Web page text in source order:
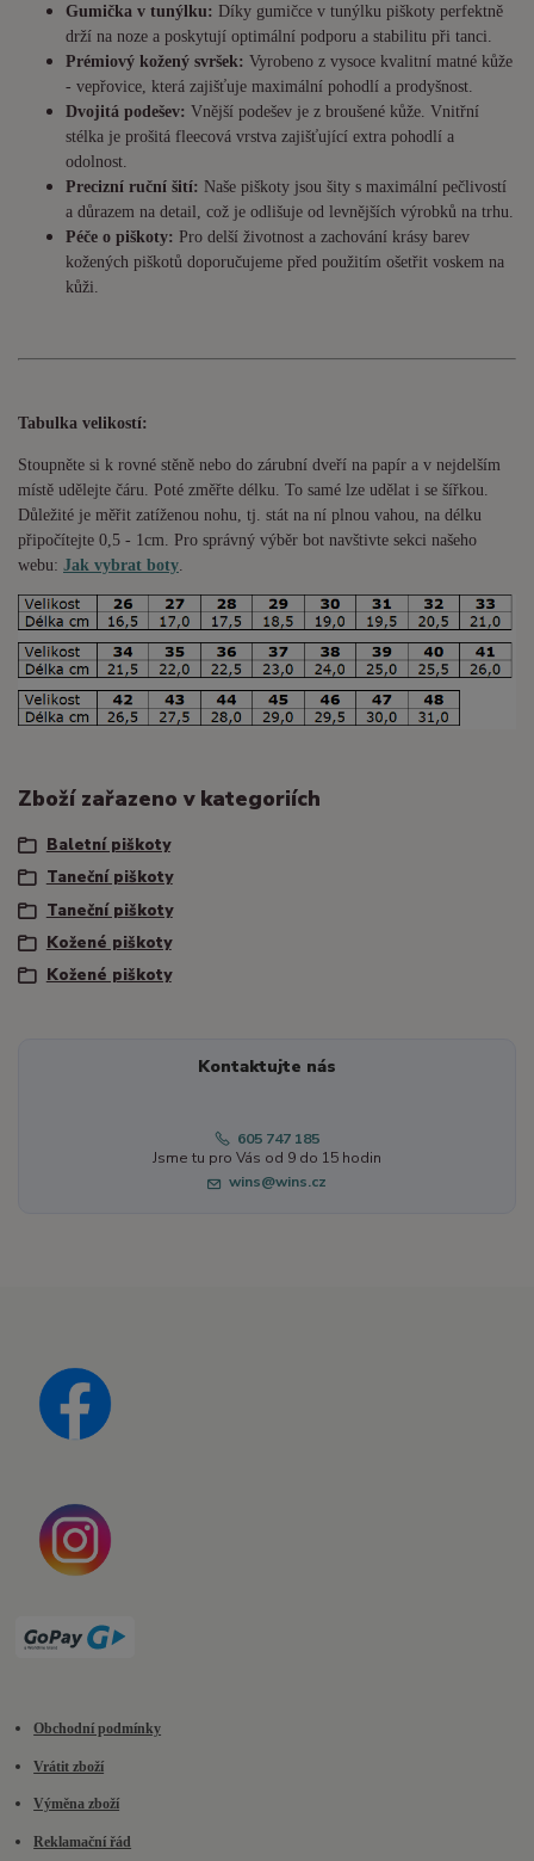
Gumička v tunýlku: Díky gumičce v tunýlku piškoty perfektně
drží na noze a poskytují optimální podporu a stabilitu při tanci.
Prémiový kožený svršek: Vyrobeno z vysoce kvalitní matné kůže
- vepřovice, která zajišťuje maximální pohodlí a prodyšnost.
Dvojitá podešev: Vnější podešev je z broušené kůže. Vnitřní
stélka je prošitá fleecová vrstva zajišťující extra pohodlí a
odolnost.
Precizní ruční šití: Naše piškoty jsou šity s maximální pečlivostí
a důrazem na detail, což je odlišuje od levnějších výrobků na trhu.
Péče o piškoty: Pro delší životnost a zachování krásy barev
kožených piškotů doporučujeme před použitím ošetřit voskem na
kůži.
Tabulka velikostí:
Stoupněte si k rovné stěně nebo do zárubní dveří na papír a v nejdelším
místě udělejte čáru. Poté změřte délku. To samé lze udělat i se šířkou.
Důležité je měřit zatíženou nohu, tj. stát na ní plnou vahou, na délku
připočítejte 0,5 - 1cm . Pro správný výběr bot navštivte sekci našeho
webu: Jak vybrat boty
Zboží zařazeno v kategoriích
Baletní piškoty
Taneční piškoty
Taneční piškoty
Kožené piškoty
Kožené piškoty
Kontaktujte nás
605 747 185
Jsme tu pro Vás od 9 do 15 hodin
wins@wins.cz
Obchodní podmínky
Vrátit zboží
Výměna zboží
Reklamační řád